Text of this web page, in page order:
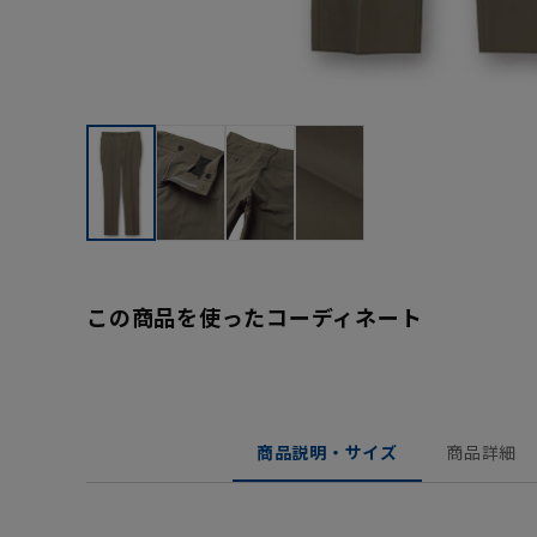
この商品を使ったコーディネート
商品説明・サイズ 商品詳細